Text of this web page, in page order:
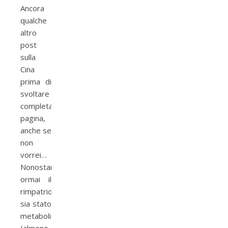
Ancora
qualche
altro
post
sulla
Cina
prima di
svoltare
completamente
pagina,
anche se
non
vorrei…
Nonostante
ormai il
rimpatrio
sia stato
metabolizzato